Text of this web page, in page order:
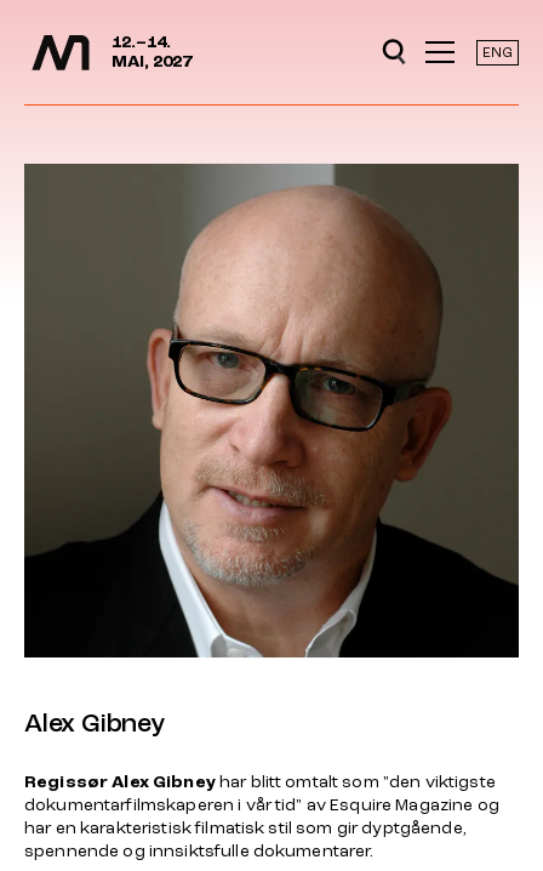
Hopp til hovedinnhold
12.–14.
MAI, 2027
ENG
Alex Gibney
Regissør Alex Gibneyhar blitt omtalt som "den viktigste
dokumentarfilmskaperen i vår tid" av Esquire Magazine og
har en karakteristisk filmatisk stil som gir dyptgående,
spennende og innsiktsfulle dokumentarer.